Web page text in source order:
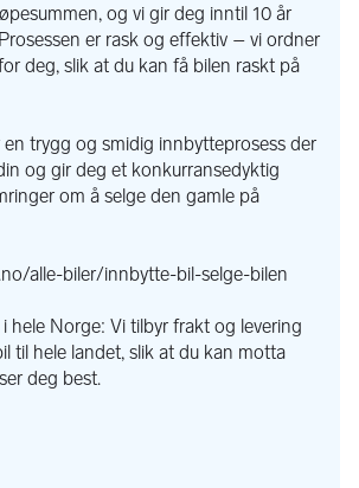
og vi gir deg inntil 10 år
er rask og effektiv – vi ordner
deg, slik at du kan få bilen raskt på
trygg og smidig innbytteprosess der
og gir deg et konkurransedyktig
om å selge den gamle på
alle-biler/innbytte-bil-selge-bilen
hele Norge: Vi tilbyr frakt og levering
til hele landet, slik at du kan motta
deg best.